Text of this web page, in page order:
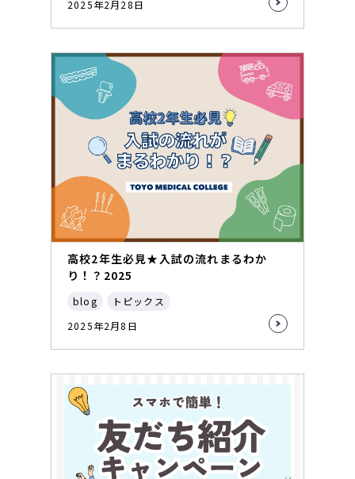
2025年2月28日
高校2年生必見★入試の流れまるわか
り！？2025
blog
トピックス
2025年2月8日